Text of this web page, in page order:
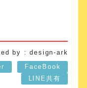
by : design-ark
FaceBook
LINE共有